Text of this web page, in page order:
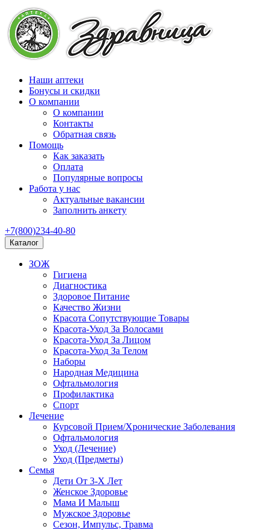
Наши аптеки
Бонусы и скидки
О компании
О компании
Контакты
Обратная связь
Помощь
Как заказать
Оплата
Популярные вопросы
Работа у нас
Актуальные вакансии
Заполнить анкету
+7(800)234-40-80
Каталог
ЗОЖ
Гигиена
Диагностика
Здоровое Питание
Качество Жизни
Красота Сопутствующие Товары
Красота-Уход За Волосами
Красота-Уход За Лицом
Красота-Уход За Телом
Наборы
Народная Медицина
Офтальмология
Профилактика
Спорт
Лечение
Курсовой Прием/Хронические Заболевания
Офтальмология
Уход (Лечение)
Уход (Предметы)
Семья
Дети От 3-Х Лет
Женское Здоровье
Мама И Малыш
Мужское Здоровье
Сезон, Импульс, Травма